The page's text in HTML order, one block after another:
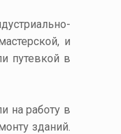
и
путевкой в
на работу в
зданий.